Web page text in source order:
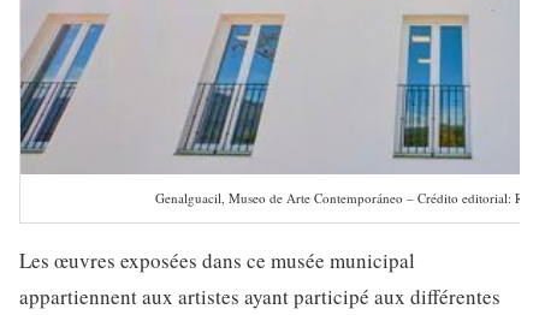
Genalguacil, Museo de Arte Contemporáneo – Crédito editorial:
Les œuvres exposées dans ce musée municipal
appartiennent aux artistes ayant participé aux différentes